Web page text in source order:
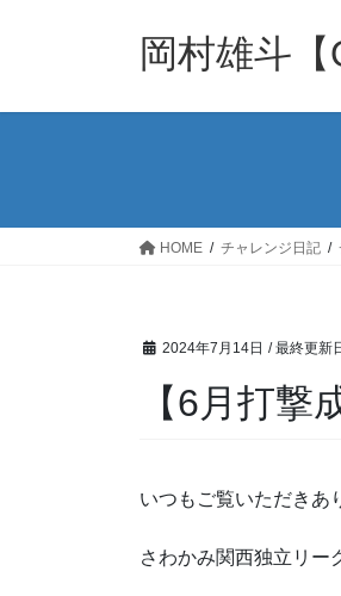
岡村雄斗【
HOME チャレンジ日記
2024年7月14日 / 最終更新
【6月打撃
いつもご覧いただきあ
さわかみ関西独立リ